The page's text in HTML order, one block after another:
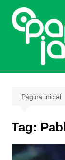
para
conteúdo
Página inicial
Tag: